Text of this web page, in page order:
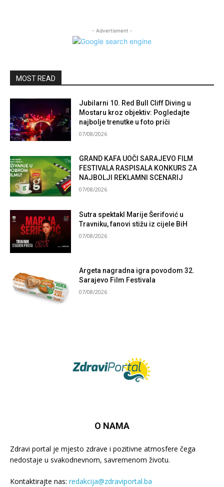
- Advertisment -
MOST READ
Jubilarni 10. Red Bull Cliff Diving u
Mostaru kroz objektiv: Pogledajte
najbolje trenutke u foto priči
07/08/2026
GRAND KAFA UOČI SARAJEVO FILM
FESTIVALA RASPISALA KONKURS ZA
NAJBOLJI REKLAMNI SCENARIJ
07/08/2026
Sutra spektakl Marije Šerifović u
Travniku, fanovi stižu iz cijele BiH
07/08/2026
Argeta nagradna igra povodom 32.
Sarajevo Film Festivala
07/08/2026
O NAMA
Zdravi portal je mjesto zdrave i pozitivne atmosfere čega
nedostaje u svakodnevnom, savremenom životu.
Kontaktirajte nas: redakcija@zdraviportal.ba